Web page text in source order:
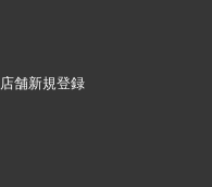
店舗新規登録